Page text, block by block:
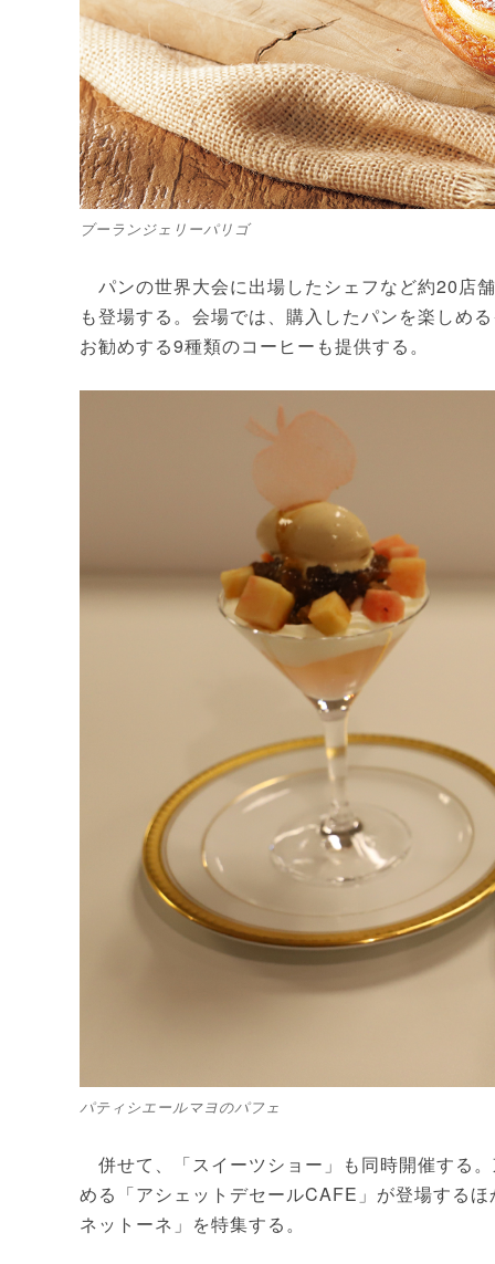
ブーランジェリーパリゴ
パンの世界大会に出場したシェフなど約20店
も登場する。会場では、購入したパンを楽しめ
お勧めする9種類のコーヒーも提供する。
パティシエールマヨのパフェ
併せて、「スイーツショー」も同時開催する
める「アシェットデセールCAFE」が登場する
ネットーネ」を特集する。